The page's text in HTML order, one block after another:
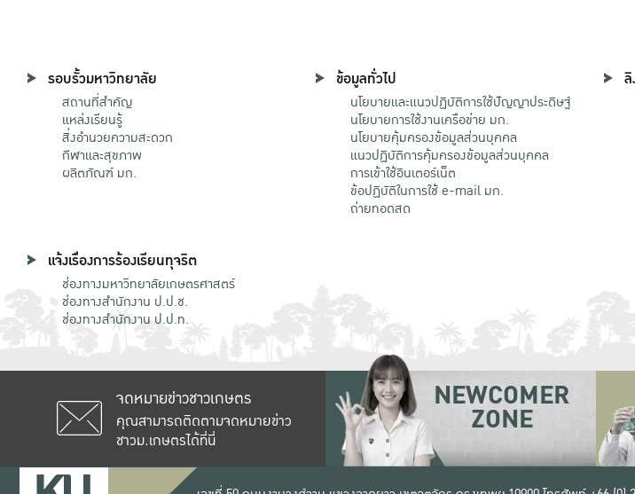
รอบรั้วมหาวิทยาลัย
สถานที่สำคัญ
แหล่งเรียนรู้
สิ่งอำนวยความสะดวก
กีฬาและสุขภาพ
ผลิตภัณฑ์ มก.
ข้อมูลทั่วไป
นโยบายและแนวปฏิบัติการใช้ปัญญาประดิษฐ์
นโยบายการใช้งานเครือข่าย มก.
นโยบายคุ้มครองข้อมูลส่วนบุคคล
แนวปฏิบัติการคุ้มครองข้อมูลส่วนบุคคล
การเข้าใช้อินเตอร์เน็ต
ข้อปฏิบัติในการใช้ e-mail มก.
ถ่ายทอดสด
แจ้งเรื่องการร้องเรียนทุจริต
ช่องทางมหาวิทยาลัยเกษตรศาสตร์
ช่องทางสำนักงาน ป.ป.ช.
ช่องทางสำนักงาน ป.ป.ท.
จดหมายข่าวชาวเกษตร
คุณสามารถติดตามจดหมายข่าว
ชาวม.เกษตรได้ที่นี่
NEWCOMER
ZONE